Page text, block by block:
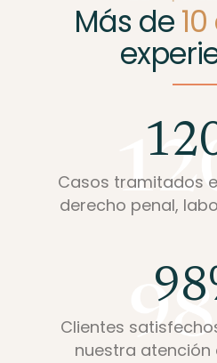
Más de
Casos tramitados
derecho penal,
98
Clientes
nuestra atención